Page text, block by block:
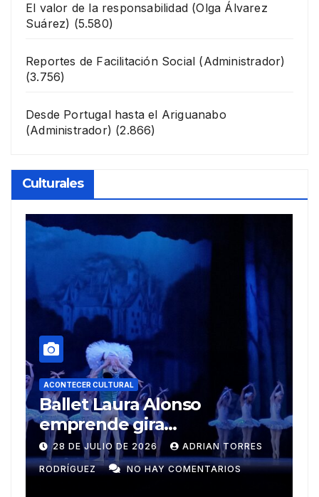
El valor de la responsabilidad (Olga Álvarez
Suárez) (5.580)
Reportes de Facilitación Social (Administrador)
(3.756)
Desde Portugal hasta el Ariguanabo
(Administrador) (2.866)
Culturales
ACONTECER CULTURAL
Muñecos y monotipia
9 DE JULIO DE 2026 MEYLIN PÉREZ
GUZMÁN NO HAY COMENTARIOS